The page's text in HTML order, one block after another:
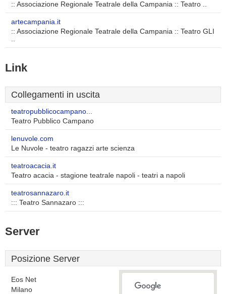
:: Associazione Regionale Teatrale della Campania :: Teatro ..
artecampania.it
:: Associazione Regionale Teatrale della Campania :: Teatro GLI
..
Link
Collegamenti in uscita
teatropubblicocampano...
Teatro Pubblico Campano
lenuvole.com
Le Nuvole - teatro ragazzi arte scienza
teatroacacia.it
Teatro acacia - stagione teatrale napoli - teatri a napoli
teatrosannazaro.it
::: Teatro Sannazaro :::
Server
Posizione Server
Eos Net
Milano